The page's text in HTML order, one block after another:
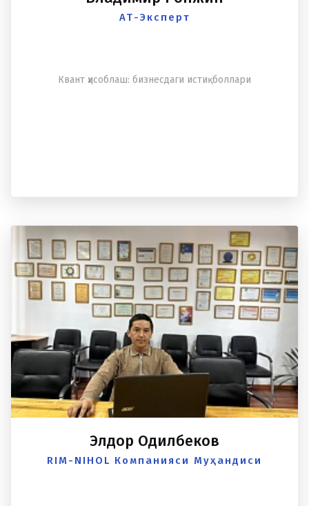
АТ-Эксперт
Квант ҳисоблаш: бизнесдаги истиқболлари
Элдор Одилбеков
RIM-NIHOL Компанияси Муҳандиси